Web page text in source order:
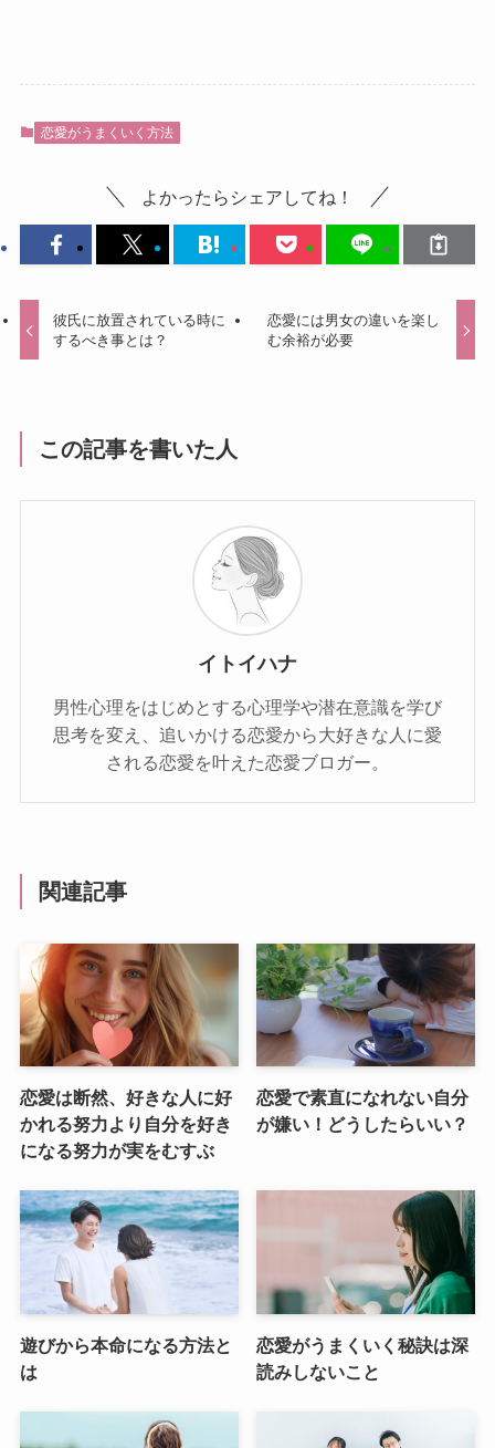
恋愛がうまくいく方法
よかったらシェアしてね！
彼氏に放置されている時に
するべき事とは？
恋愛には男女の違いを楽し
む余裕が必要
この記事を書いた人
イトイハナ
男性心理をはじめとする心理学や潜在意識を学び
思考を変え、追いかける恋愛から大好きな人に愛
される恋愛を叶えた恋愛ブロガー。
関連記事
恋愛は断然、好きな人に好
かれる努力より自分を好き
になる努力が実をむすぶ
恋愛で素直になれない自分
が嫌い！どうしたらいい？
遊びから本命になる方法と
は
恋愛がうまくいく秘訣は深
読みしないこと